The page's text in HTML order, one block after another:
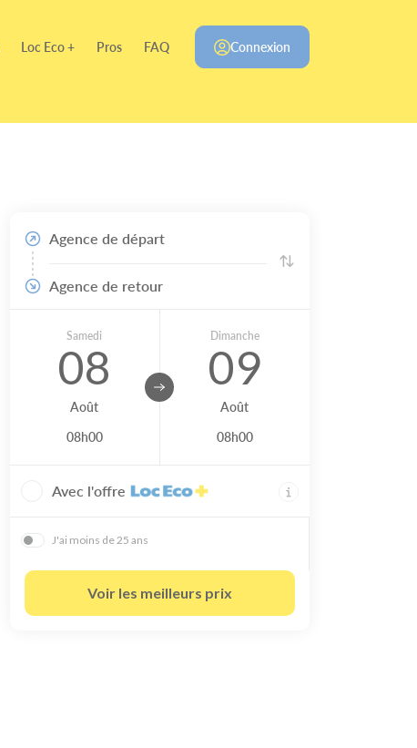
Loc Eco + Pros FAQ Connexion
Agence de départ
Agence de retour
Samedi
08
Août
08h00
Dimanche
09
Août
08h00
Avec l'offre
J'ai moins de 25 ans
Voir les meilleurs prix